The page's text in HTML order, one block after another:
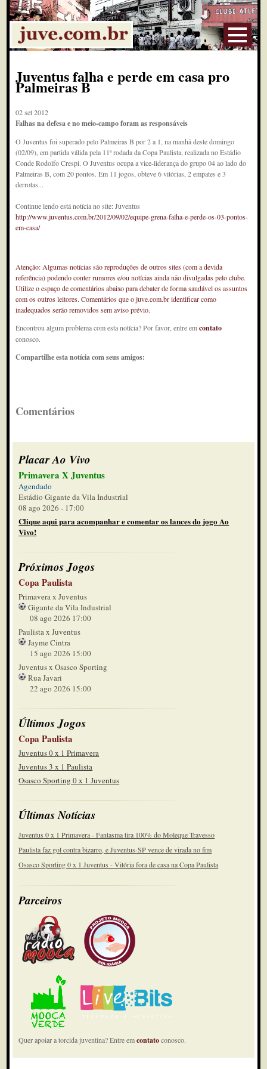
Juventus falha e perde em casa pro
Palmeiras B
02 set 2012
Falhas na defesa e no meio-campo foram as responsáveis
O Juventus foi superado pelo Palmeiras B por 2 a 1, na manhã deste domingo
(02/09), em partida válida pela 11ª rodada da Copa Paulista, realizada no Estádio
Conde Rodolfo Crespi. O Juventus ocupa a vice-liderança do grupo 04 ao lado do
Palmeiras B, com 20 pontos. Em 11 jogos, obteve 6 vitórias, 2 empates e 3
derrotas...
Continue lendo está notícia no site: Juventus
http://www.juventus.com.br/2012/09/02/equipe-grena-falha-e-perde-os-03-pontos-
em-casa/
Atenção: Algumas notícias são reproduções de outros sites (com a devida
referência) podendo conter rumores e/ou notícias ainda não divulgadas pelo clube.
Utilize o espaço de comentários abaixo para debater de forma saudável os assuntos
com os outros leitores. Comentários que o juve.com.br identificar como
inadequados serão removidos sem aviso prévio.
Encontrou algum problema com esta notícia? Por favor, entre emcontato
conosco.
Compartilhe esta notícia com seus amigos:
Comentários
Placar Ao Vivo
Primavera X Juventus
Agendado
Estádio Gigante da Vila Industrial
08 ago 2026 - 17:00
Clique aqui para acompanhar e comentar os lances do jogo Ao
Vivo!
Próximos Jogos
Copa Paulista
Primavera x Juventus
Gigante da Vila Industrial
08 ago 2026 17:00
Paulista x Juventus
Jayme Cintra
15 ago 2026 15:00
Juventus x Osasco Sporting
Rua Javari
22 ago 2026 15:00
Últimos Jogos
Copa Paulista
Juventus 0 x 1 Primavera
Juventus 3 x 1 Paulista
Osasco Sporting 0 x 1 Juventus
Últimas Notícias
Juventus 0 x 1 Primavera - Fantasma tira 100% do Moleque Travesso
Paulista faz gol contra bizarro, e Juventus-SP vence de virada no fim
Osasco Sporting 0 x 1 Juventus - Vitória fora de casa na Copa Paulista
Parceiros
Quer apoiar a torcida juventina? Entre emcontatoconosco.